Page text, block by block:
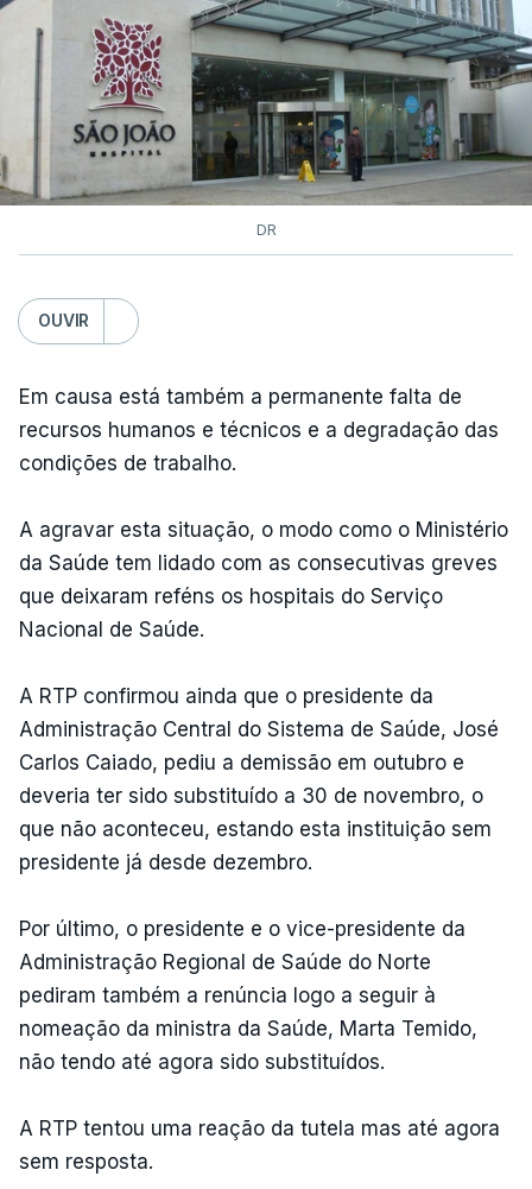
DR
OUVIR
Em causa está também a permanente falta de
recursos humanos e técnicos e a degradação das
condições de trabalho.
A agravar esta situação, o modo como o Ministério
da Saúde tem lidado com as consecutivas greves
que deixaram reféns os hospitais do Serviço
Nacional de Saúde.
A RTP confirmou ainda que o presidente da
Administração Central do Sistema de Saúde, José
Carlos Caiado, pediu a demissão em outubro e
deveria ter sido substituído a 30 de novembro, o
que não aconteceu, estando esta instituição sem
presidente já desde dezembro.
Por último, o presidente e o vice-presidente da
Administração Regional de Saúde do Norte
pediram também a renúncia logo a seguir à
nomeação da ministra da Saúde, Marta Temido,
não tendo até agora sido substituídos.
A RTP tentou uma reação da tutela mas até agora
sem resposta.